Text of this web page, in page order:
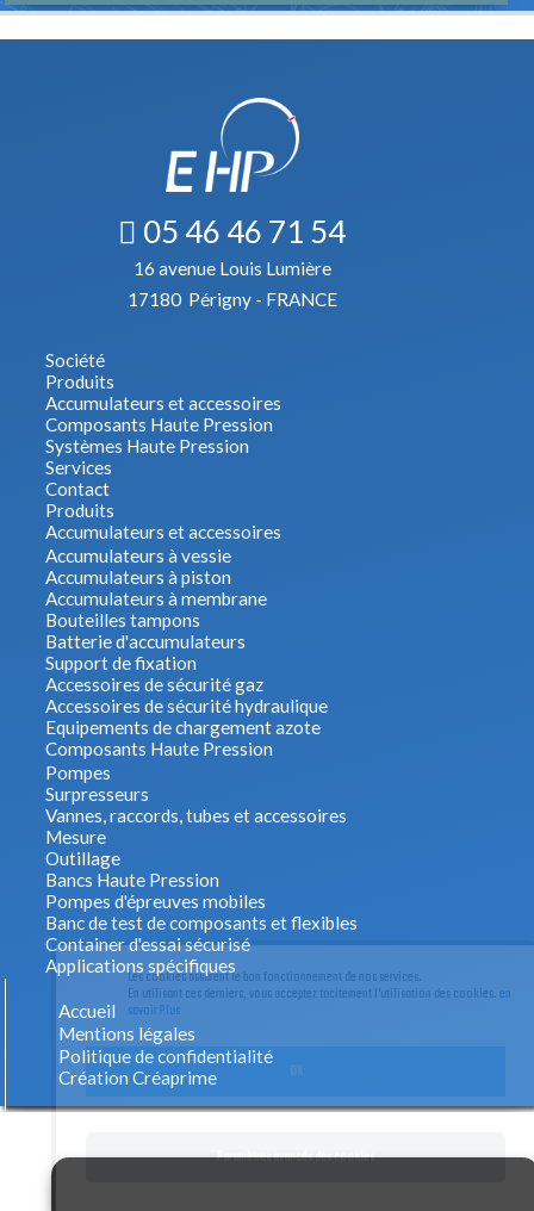
Les cookies assurent le bon fonctionnement de nos services.
En utilisant ces derniers, vous acceptez tacitement l'utilisation des cookies.en
savoir Plus
Paramètres avancés des cookies
05 46 46 71 54
16 avenue Louis Lumière
17180 Périgny - FRANCE
Société
Produits
Accumulateurs et accessoires
Composants Haute Pression
Systèmes Haute Pression
Services
Contact
Produits
Accumulateurs et accessoires
Accumulateurs à vessie
Accumulateurs à piston
Accumulateurs à membrane
Bouteilles tampons
Batterie d'accumulateurs
Support de fixation
Accessoires de sécurité gaz
Accessoires de sécurité hydraulique
Equipements de chargement azote
Composants Haute Pression
Pompes
Surpresseurs
Vannes, raccords, tubes et accessoires
Mesure
Outillage
Bancs Haute Pression
Pompes d'épreuves mobiles
Banc de test de composants et flexibles
Container d'essai sécurisé
Applications spécifiques
Accueil
Mentions légales
Politique de confidentialité
Création Créaprime